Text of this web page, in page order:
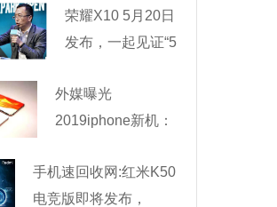
荣耀X10 5月20日
发布，一起见证“5
外媒曝光
2019iphone新机：
手机速回收网:红米K50
电竞版即将发布，